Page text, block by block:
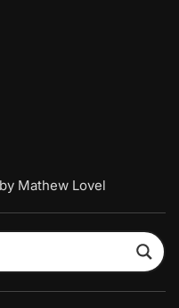
Mathew Lovel